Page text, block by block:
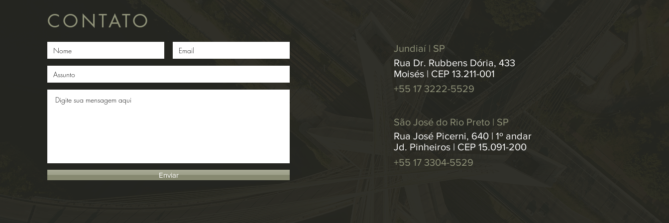
CONTATO
Enviar
Jundiaí | SP
Rua Dr. Rubbens Dória, 433
Moisés | CEP 13.211-001
+55 17 3222-5529
São José do Rio Preto | SP
Rua José Picerni, 640 | 1º andar
Jd. Pinheiros | CEP 15.091-200
+55 17 3304-5529